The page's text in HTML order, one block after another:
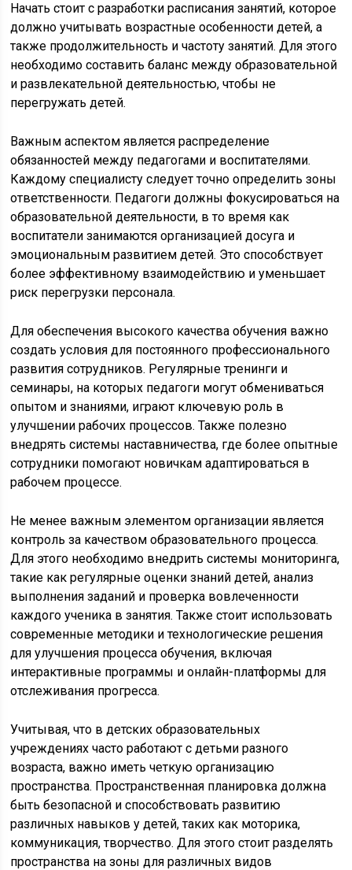
Начать стоит с разработки расписания занятий, которое
должно учитывать возрастные особенности детей, а
также продолжительность и частоту занятий. Для этого
необходимо составить баланс между образовательной
и развлекательной деятельностью, чтобы не
перегружать детей.
Важным аспектом является распределение
обязанностей между педагогами и воспитателями.
Каждому специалисту следует точно определить зоны
ответственности. Педагоги должны фокусироваться на
образовательной деятельности, в то время как
воспитатели занимаются организацией досуга и
эмоциональным развитием детей. Это способствует
более эффективному взаимодействию и уменьшает
риск перегрузки персонала.
Для обеспечения высокого качества обучения важно
создать условия для постоянного профессионального
развития сотрудников. Регулярные тренинги и
семинары, на которых педагоги могут обмениваться
опытом и знаниями, играют ключевую роль в
улучшении рабочих процессов. Также полезно
внедрять системы наставничества, где более опытные
сотрудники помогают новичкам адаптироваться в
рабочем процессе.
Не менее важным элементом организации является
контроль за качеством образовательного процесса.
Для этого необходимо внедрить системы мониторинга,
такие как регулярные оценки знаний детей, анализ
выполнения заданий и проверка вовлеченности
каждого ученика в занятия. Также стоит использовать
современные методики и технологические решения
для улучшения процесса обучения, включая
интерактивные программы и онлайн-платформы для
отслеживания прогресса.
Учитывая, что в детских образовательных
учреждениях часто работают с детьми разного
возраста, важно иметь четкую организацию
пространства. Пространственная планировка должна
быть безопасной и способствовать развитию
различных навыков у детей, таких как моторика,
коммуникация, творчество. Для этого стоит разделять
пространства на зоны для различных видов